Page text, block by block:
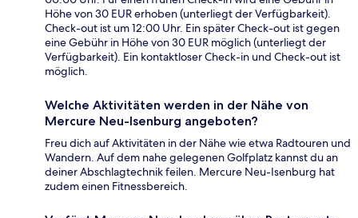
Höhe von 30 EUR erhoben (unterliegt der Verfügbarkeit).
Check-out ist um 12:00 Uhr. Ein später Check-out ist gegen
eine Gebühr in Höhe von 30 EUR möglich (unterliegt der
Verfügbarkeit). Ein kontaktloser Check-in und Check-out ist
möglich.
Welche Aktivitäten werden in der Nähe von
Mercure Neu-Isenburg angeboten?
Freu dich auf Aktivitäten in der Nähe wie etwa Radtouren und
Wandern. Auf dem nahe gelegenen Golfplatz kannst du an
deiner Abschlagtechnik feilen. Mercure Neu-Isenburg hat
zudem einen Fitnessbereich.